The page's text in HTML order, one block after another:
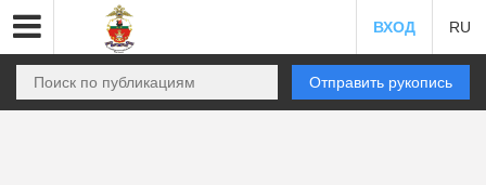
ВХОД RU
Отправить рукопись